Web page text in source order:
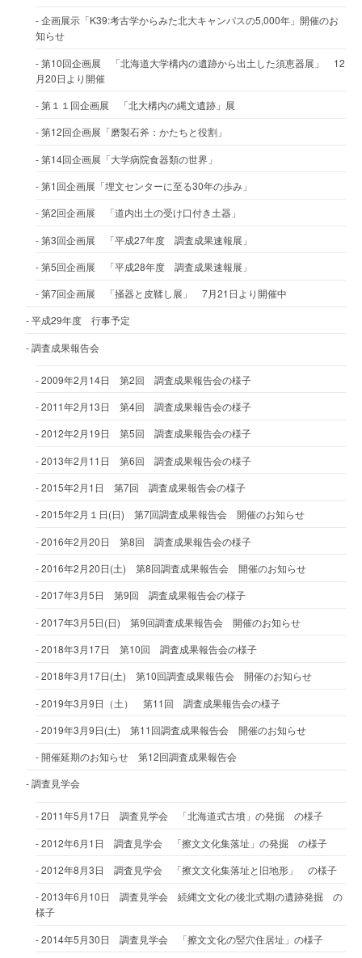
企画展示「K39:考古学からみた北大キャンパスの5,000年」開催のお
知らせ
第10回企画展 「北海道大学構内の遺跡から出土した須恵器展」 12
月20日より開催
第１１回企画展 「北大構内の縄文遺跡」展
第12回企画展「磨製石斧：かたちと役割」
第14回企画展「大学病院食器類の世界」
第1回企画展「埋文センターに至る30年の歩み」
第2回企画展 「道内出土の受け口付き土器」
第3回企画展 「平成27年度 調査成果速報展」
第5回企画展 「平成28年度 調査成果速報展」
第7回企画展 「掻器と皮鞣し展」 7月21日より開催中
平成29年度 行事予定
調査成果報告会
2009年2月14日 第2回 調査成果報告会の様子
2011年2月13日 第4回 調査成果報告会の様子
2012年2月19日 第5回 調査成果報告会の様子
2013年2月11日 第6回 調査成果報告会の様子
2015年2月1日 第7回 調査成果報告会の様子
2015年2月１日(日) 第7回調査成果報告会 開催のお知らせ
2016年2月20日 第8回 調査成果報告会の様子
2016年2月20日(土) 第8回調査成果報告会 開催のお知らせ
2017年3月5日 第9回 調査成果報告会の様子
2017年3月5日(日) 第9回調査成果報告会 開催のお知らせ
2018年3月17日 第10回 調査成果報告会の様子
2018年3月17日(土) 第10回調査成果報告会 開催のお知らせ
2019年3月9日（土） 第11回 調査成果報告会の様子
2019年3月9日(土) 第11回調査成果報告会 開催のお知らせ
開催延期のお知らせ 第12回調査成果報告会
調査見学会
2011年5月17日 調査見学会 「北海道式古墳」の発掘 の様子
2012年6月1日 調査見学会 「擦文文化集落址」の発掘 の様子
2012年8月3日 調査見学会 「擦文文化集落址と旧地形」 の様子
2013年6月10日 調査見学会 続縄文文化の後北式期の遺跡発掘 の
様子
2014年5月30日 調査見学会 「擦文文化の竪穴住居址」の様子